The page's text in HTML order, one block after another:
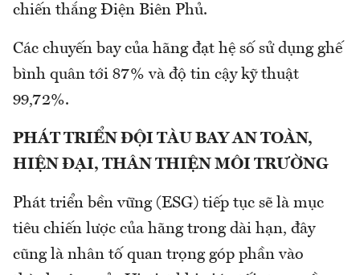
chiến thắng Điện Biên Phủ.
Các chuyến bay của hãng đạt hệ số sử dụng ghế
bình quân tới 87% và độ tin cậy kỹ thuật
99,72%.
PHÁT TRIỂN ĐỘI TÀU BAY AN TOÀN,
HIỆN ĐẠI, THÂN THIỆN MÔI TRƯỜNG
Phát triển bền vững (ESG) tiếp tục sẽ là mục
tiêu chiến lược của hãng trong dài hạn, đây
cũng là nhân tố quan trọng góp phần vào